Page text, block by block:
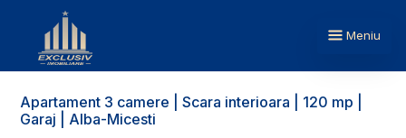
Meniu
Apartament 3 camere | Scara interioara | 120 mp |
Garaj | Alba-Micesti